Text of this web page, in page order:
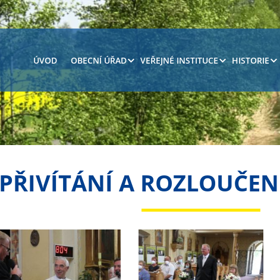
ÚVOD OBECNÍ ÚŘAD VEŘEJNÉ INSTITUCE HISTORIE
PŘIVÍTÁNÍ A